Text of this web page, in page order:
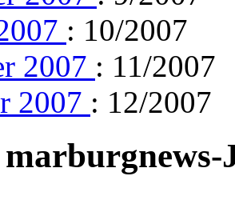
: 10/2007
2007 : 11/2007
2007 : 12/2007